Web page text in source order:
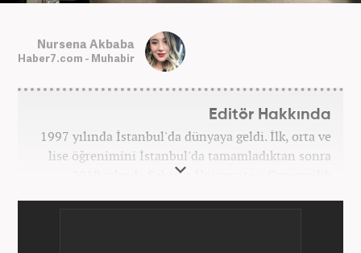
Nursena Akbaba
Haber7.com - Muhabir
Editör Hakkında
1997 yılında İstanbul'da dünyaya geldi. İlk, orta ve
lise öğrenimini İstanbul'da tamamladıktan sonra
2019 yılında Sakarya Üniversitesi Gazetecilik